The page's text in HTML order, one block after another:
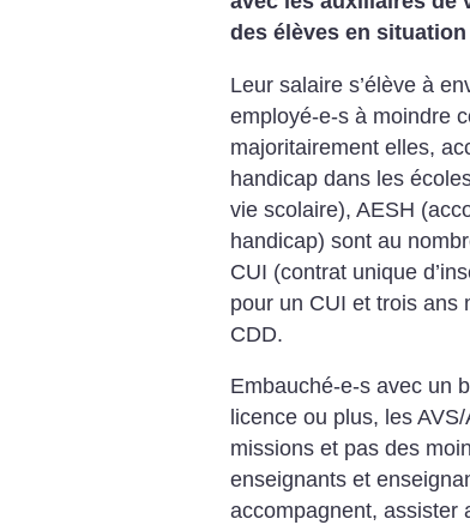
des élèves en
Leur salaire s’élève à
employé-e-s à moindre
majoritairement elles,
handicap dans les
vie scolaire), AESH
handicap) sont au
CUI (contrat unique
pour un CUI et trois ans
CDD.
Embauché-e-s avec un
licence ou plus, les
missions et pas des
enseignants et
accompagnent, assister